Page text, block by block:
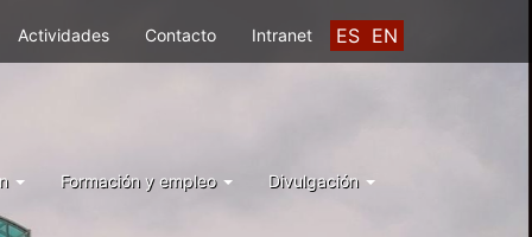
ES EN
Actividades Contacto Intranet
Formación y empleo Divulgación